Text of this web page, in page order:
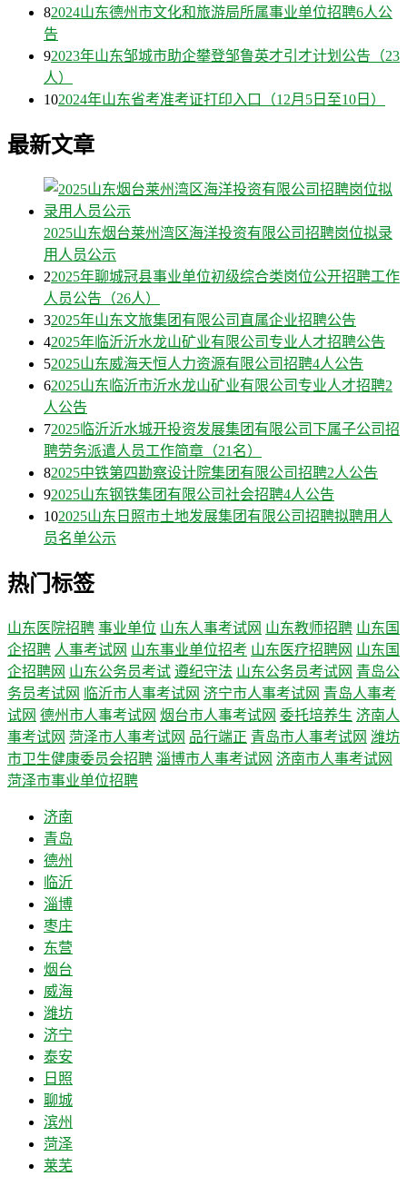
82024山东德州市文化和旅游局所属事业单位招聘6人公
告
92023年山东邹城市助企攀登邹鲁英才引才计划公告（23
人）
102024年山东省考准考证打印入口（12月5日至10日）
最新文章
2025山东烟台莱州湾区海洋投资有限公司招聘岗位拟录
用人员公示
22025年聊城冠县事业单位初级综合类岗位公开招聘工作
人员公告（26人）
32025年山东文旅集团有限公司直属企业招聘公告
42025年临沂沂水龙山矿业有限公司专业人才招聘公告
52025山东威海天恒人力资源有限公司招聘4人公告
62025山东临沂市沂水龙山矿业有限公司专业人才招聘2
人公告
72025临沂沂水城开投资发展集团有限公司下属子公司招
聘劳务派遣人员工作简章（21名）
82025中铁第四勘察设计院集团有限公司招聘2人公告
92025山东钢铁集团有限公司社会招聘4人公告
102025山东日照市土地发展集团有限公司招聘拟聘用人
员名单公示
热门标签
山东医院招聘 事业单位 山东人事考试网 山东教师招聘 山东国
企招聘 人事考试网 山东事业单位招考 山东医疗招聘网 山东国
企招聘网 山东公务员考试 遵纪守法 山东公务员考试网 青岛公
务员考试网
临沂市人事考试网 济宁市人事考试网 青岛人事考
试网 德州市人事考试网 烟台市人事考试网 委托培养生 济南人
事考试网 菏泽市人事考试网 品行端正 青岛市人事考试网 潍坊
市卫生健康委员会招聘 淄博市人事考试网 济南市人事考试网
菏泽市事业单位招聘
济南
青岛
德州
临沂
淄博
枣庄
东营
烟台
威海
潍坊
济宁
泰安
日照
聊城
滨州
菏泽
莱芜